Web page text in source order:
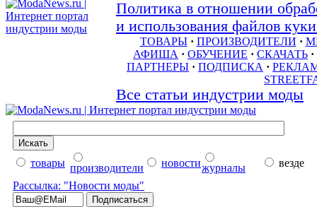
Политика в отношении
и использования файлов
ТОВАРЫ · ПРОИЗВОДИТЕЛИ ·
АФИША · ОБУЧЕНИЕ · СКАЧАТЬ ·
ПАРТНЕРЫ · ПОДПИСКА ·
Все статьи индустрии моды
товары производители новостижурналы
везде
Рассылка: "Новости моды"